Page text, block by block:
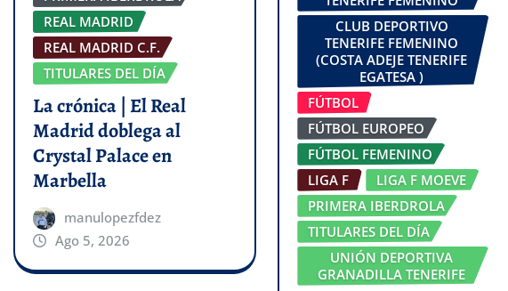
REAL MADRID
REAL MADRID C.F.
TITULARES DEL DÍA
La crónica | El Real
Madrid doblega al
Crystal Palace en
Marbella
manulopezfdez
Ago 5, 2026
CLUB DEPORTIVO
TENERIFE FEMENINO
(COSTA ADEJE TENERIFE
EGATESA )
FÚTBOL
FÚTBOL EUROPEO
FÚTBOL FEMENINO
LIGA F
LIGA F MOEVE
PRIMERA IBERDROLA
TITULARES DEL DÍA
UNIÓN DEPORTIVA
GRANADILLA TENERIFE